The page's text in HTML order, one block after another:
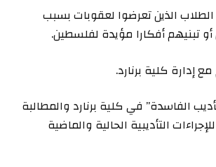
الذين تعرضوا لعقوبات بسبب
تبنيهم أفكارا مؤيدة لفلسطين.
الفاسدة” في كلية برنارد والمطالبة
التأديبية الحالية والماضية